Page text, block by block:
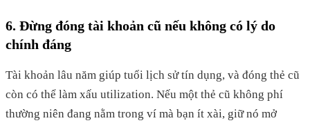
6. Đừng đóng tài khoản cũ nếu không có lý do
chính đáng
Tài khoản lâu năm giúp tuổi lịch sử tín dụng, và đóng thẻ cũ
còn có thể làm xấu utilization. Nếu một thẻ cũ không phí
thường niên đang nằm trong ví mà bạn ít xài, giữ nó mở